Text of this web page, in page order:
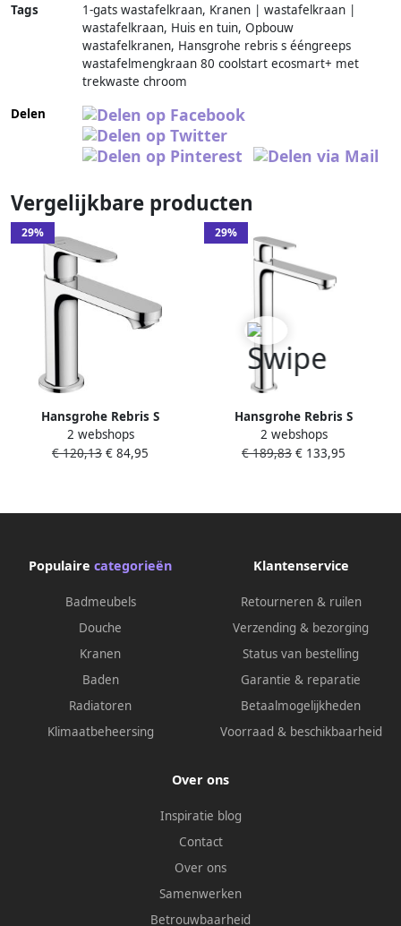
Tags
1-gats wastafelkraan, Kranen | wastafelkraan |
wastafelkraan, Huis en tuin, Opbouw
wastafelkranen, Hansgrohe rebris s ééngreeps
wastafelmengkraan 80 coolstart ecosmart+ met
trekwaste chroom
Delen
Vergelijkbare producten
29%
Hansgrohe Rebris S
ééngreeps
wastafelmengkraan met
2 webshops
€ 120,13 € 84,95
29%
Hansgrohe Rebris S
ééngreeps highriser
wastafelmengkraan met
2 webshops
€ 189,83 € 133,95
Populaire categorieën
Badmeubels
Douche
Kranen
Baden
Radiatoren
Klimaatbeheersing
Klantenservice
Retourneren & ruilen
Verzending & bezorging
Status van bestelling
Garantie & reparatie
Betaalmogelijkheden
Voorraad & beschikbaarheid
Over ons
Inspiratie blog
Contact
Over ons
Samenwerken
Betrouwbaarheid